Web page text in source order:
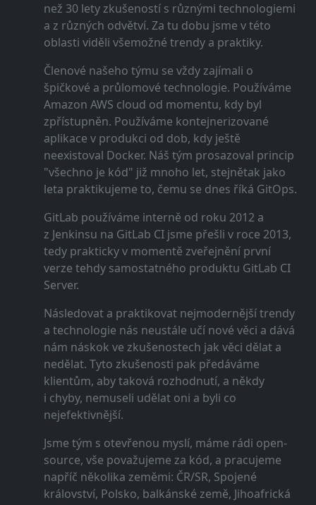
než 30 lety zkušeností s různými technologiemi
a z různých odvětví. Za tu dobu jsme v této
oblasti viděli všemožné trendy a praktiky.
Členové našeho týmu se vždy zajímali o
špičkové a průlomové technologie. Používáme
Amazon AWS cloud od momentu, kdy byl
zpřístupněn. Používáme kontejnerizované
aplikace v produkci od dob, kdy ještě
neexistoval Docker. Náš tým prosazoval princip
"všechno je kód" již mnoho let, stejnětak jako
leta praktikujeme to, čemu se dnes říká GitOps.
GitLab používáme interně od roku 2012 a
z Jenkinsu na GitLab CI jsme přešli v roce 2013,
tedy prakticky v momentě zveřejnění první
verze tehdy samostatného produktu GitLab CI
Server.
Následovat a praktikovat nejmodernější trendy
a technologie nás neustále učí nové věci a dává
nám náskok ve zkušenostech jak věci dělat a
nedělat. Tyto zkušenosti pak předáváme
klientům, aby taková rozhodnutí, a někdy
i chyby, nemuseli udělat oni a byli co
nejefektivnější.
Jsme tým s otevřenou myslí, máme rádi open-
source, vše považujeme za kód, a pracujeme
napříč několika zeměmi: ČR/SR, Spojené
království, Polsko, balkánské země, Jihoafrická